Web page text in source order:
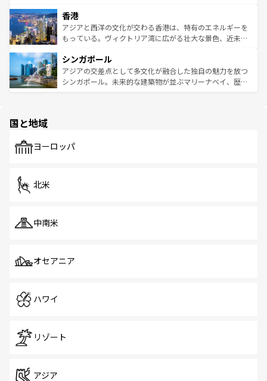
とつ。フォーやバインミー、ベトナムコーヒーなどは、ぜ
ひ現地で味わいたい。どの地域を訪れてもあたたかい人々
が旅行者を迎えてくれるので、きっと忘れられない旅にな
参照してほしい。
の活気が交差している。北部ではチェンマイなどの山岳地
帯で自然と触れ合い、南部ではプーケットやクラビの美し
いビーチでリゾート気分を楽しむことができる。タイ料理
激する。気候は一年中温暖で、どの季節にも異なる楽しみ
が待っている。親しみやすいタイの人々、仏教を中心とし
た文化、そして多様な観光資源が、訪れる旅人を魅了し続
香港
アジアと西洋の文化が交わる香港は、特有のエネルギーを
もっている。ヴィクトリア湾に広がる壮大な景色、近未来
み、どこを訪れても感動するはず。観光スポットが密集し
ており、効率よく見どころを回れるのも魅力。息をのむよ
うな絶景から文化的な体験まで、香港を存分に楽しみ尽く
シンガポール
アジアの交差点として多文化が融合した独自の魅力を放つ
シンガポール。未来的な建築物が並ぶマリーナベイ、歴史
で、ホーカーズは地元の風情を楽しめる外せないスポット
国と地域
ヨーロッパ
北米
中南米
オセアニア
ハワイ
リゾート
アジア